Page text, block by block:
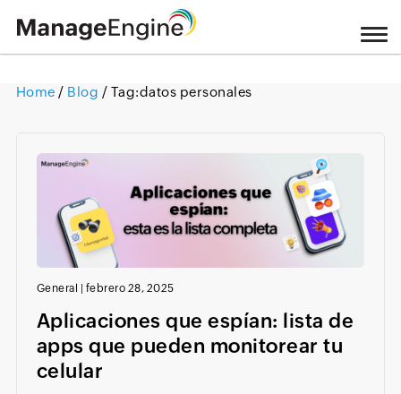
Home / Blog / Tag:datos personales
General | febrero 28, 2025
Aplicaciones que espían: lista de
apps que pueden monitorear tu
celular